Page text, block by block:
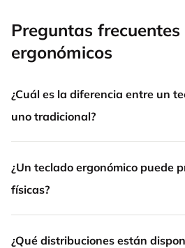
Preguntas
ergonómicos
¿Cuál es la diferencia entre un
uno tradicional?
¿Un teclado ergonómico puede
físicas?
¿Qué distribuciones están